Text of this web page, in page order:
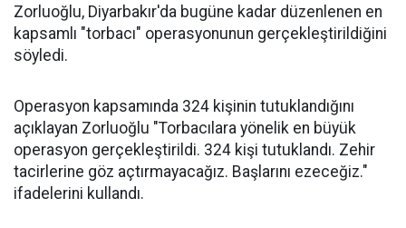
Zorluoğlu, Diyarbakır'da bugüne kadar düzenlenen en
kapsamlı "torbacı" operasyonunun gerçekleştirildiğini
söyledi.
Operasyon kapsamında 324 kişinin tutuklandığını
açıklayan Zorluoğlu "Torbacılara yönelik en büyük
operasyon gerçekleştirildi. 324 kişi tutuklandı. Zehir
tacirlerine göz açtırmayacağız. Başlarını ezeceğiz."
ifadelerini kullandı.